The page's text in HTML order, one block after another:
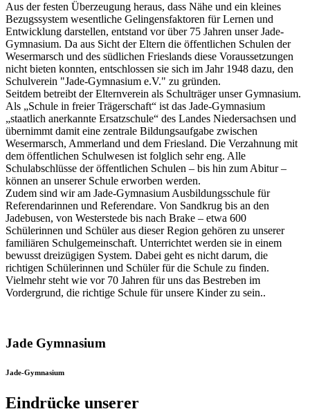
Aus der festen Überzeugung heraus, dass Nähe und ein kleines
Bezugssystem wesentliche Gelingensfaktoren für Lernen und
Entwicklung darstellen, entstand vor über 75 Jahren unser Jade-
Gymnasium. Da aus Sicht der Eltern die öffentlichen Schulen der
Wesermarsch und des südlichen Frieslands diese Voraussetzungen
nicht bieten konnten, entschlossen sie sich im Jahr 1948 dazu, den
Schulverein "Jade-Gymnasium e.V." zu gründen.
Seitdem betreibt der Elternverein als Schulträger unser Gymnasium.
Als „Schule in freier Trägerschaft“ ist das Jade-Gymnasium
„staatlich anerkannte Ersatzschule“ des Landes Niedersachsen und
übernimmt damit eine zentrale Bildungsaufgabe zwischen
Wesermarsch, Ammerland und dem Friesland. Die Verzahnung mit
dem öffentlichen Schulwesen ist folglich sehr eng. Alle
Schulabschlüsse der öffentlichen Schulen – bis hin zum Abitur –
können an unserer Schule erworben werden.
Zudem sind wir am Jade-Gymnasium Ausbildungsschule für
Referendarinnen und Referendare. Von Sandkrug bis an den
Jadebusen, von Westerstede bis nach Brake – etwa 600
Schülerinnen und Schüler aus dieser Region gehören zu unserer
familiären Schulgemeinschaft. Unterrichtet werden sie in einem
bewusst dreizügigen System. Dabei geht es nicht darum, die
richtigen Schülerinnen und Schüler für die Schule zu finden.
Vielmehr steht wie vor 70 Jahren für uns das Bestreben im
Vordergrund, die richtige Schule für unsere Kinder zu sein..
Jade Gymnasium
Jade-Gymnasium
Eindrücke unserer